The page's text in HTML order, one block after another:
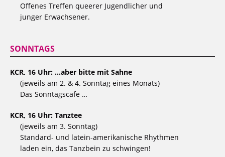
Offenes Treffen queerer Jugendlicher und
junger Erwachsener.
SONNTAGS
KCR, 16 Uhr: …aber bitte mit Sahne
(jeweils am 2. & 4. Sonntag eines Monats)
Das Sonntagscafe …
KCR, 16 Uhr: Tanztee
(jeweils am 3. Sonntag)
Standard- und latein-amerikanische Rhythmen
laden ein, das Tanzbein zu schwingen!